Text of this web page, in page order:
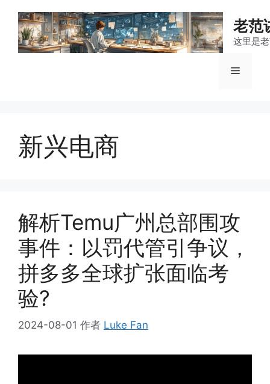
老范
这里是
菜
新兴电商
解析Temu广州总部围攻
事件：以罚代管引争议，
拼多多全球扩张面临考
验?
2024-08-01 作者 Luke Fan